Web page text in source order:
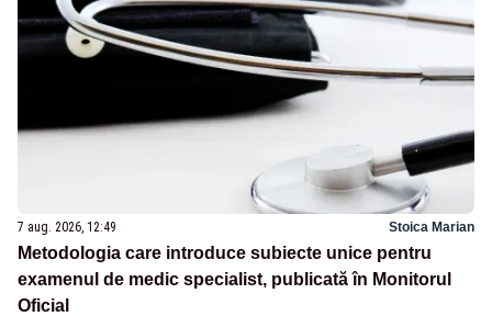
7 aug. 2026, 12:49 Stoica Marian
Metodologia care introduce subiecte unice pentru
examenul de medic specialist, publicată în Monitorul
Oficial